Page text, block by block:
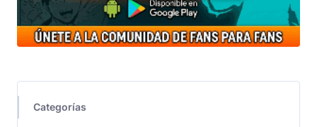
Categorías